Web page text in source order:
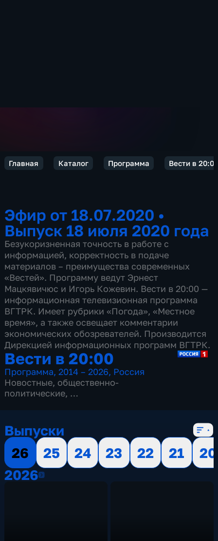
Главная Каталог Программа Вести в 20:00
Эфир от 18.07.2020 •
Выпуск 18 июля 2020 года
Безукоризненная точность в работе с
информацией, корректность в подаче
материалов – преимущества современных
«Вестей». Программу ведут Эрнест
Мацкявичюс и Игорь Кожевин. Вести в 20:00 —
информационная телевизионная программа
ВГТРК. Имеет рубрики «Погода», «Местное
время», а также освещает комментарии
экономических обозревателей. Производится
Дирекцией информационных программ ВГТРК.
Вести в 20:00
Программа,2014 – 2026, Россия
Новостные, общественно-
политические,
Выпуски
26
25 24 23 22 21
20
20262026